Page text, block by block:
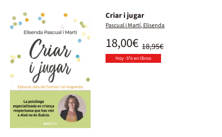
Criar i jugar
Pascual i Martí, Elisenda
18,95€
18,00€
Hoy -5% en libros